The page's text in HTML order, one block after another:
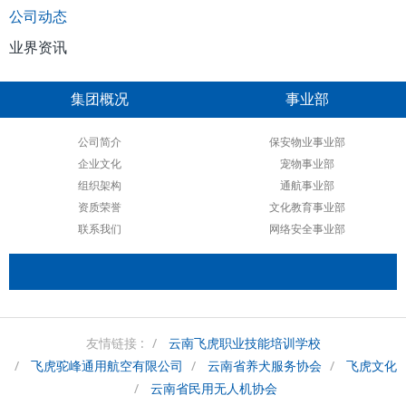
所有文章
公司动态
公司简介
企业文化
组织架构
资质荣誉
联系我们
保安物业事业部
宠物事业部
通航事业部
文化教育事业部
网络安全事业部
友情链接 :
云南飞虎职业技能培训学校
飞虎驼峰通用航空有限公司
云南省养犬服务协会